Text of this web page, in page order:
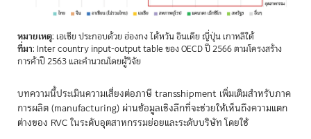
หมายเหตุ: เอเชีย ประกอบด้วย ฮ่องกง ไต้หวัน อินเดีย ญี่ปุ่น เกาหลีใต้
ที่มา: Inter country input-output table ของ OECD ปี 2566 ตามโครงสร้าง
การค้าปี 2563 และคำนวณโดยผู้วิจัย
บทความนี้ประเมินความเสี่ยงต่อภาษี transshipment เพิ่มเติมสำหรับภาค
การผลิต (manufacturing) ผ่านข้อมูลเชิงลึกที่จะช่วยให้เห็นถึงความแตก
ต่างของ RVC ในระดับอุตสาหกรรมย่อยและระดับบริษัท โดยใช้